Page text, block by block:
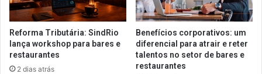
Reforma Tributária: SindRio
lança workshop para bares e
restaurantes
2 dias atrás
Benefícios corporativos: um
diferencial para atrair e reter
talentos no setor de bares e
restaurantes